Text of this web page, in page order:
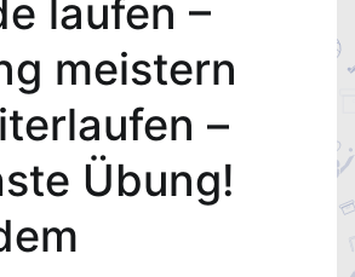
laufen –
meistern
–
Übung!